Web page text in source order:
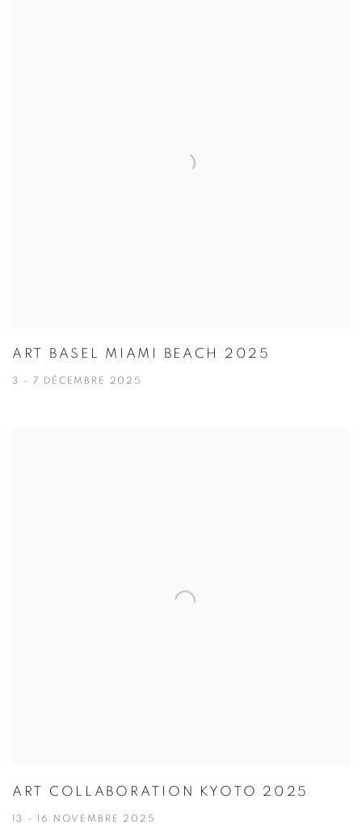
ART BASEL MIAMI BEACH 2025
3 - 7 DÉCEMBRE 2025
ART COLLABORATION KYOTO 2025
13 - 16 NOVEMBRE 2025